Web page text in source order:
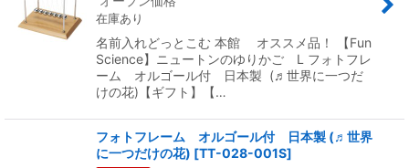
在庫あり
名前入れどっとこむ 本館 オススメ品！ 【Fun
Science】ニュートンのゆりかご L フォトフレ
ーム オルゴール付 日本製 (♬世界に一つだ
けの花)【ギフト】【…
フォトフレーム オルゴール付 日本製 (♬世界
に一つだけの花) [TT-028-001S]